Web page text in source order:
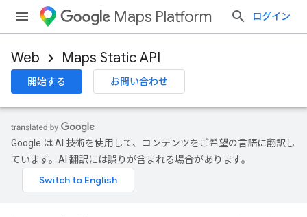
Maps Platform ログイン
Web Maps Static API
開始する お問い合わせ
Google は AI 技術を使用して、コンテンツをご希望の言語に翻訳し
ています。AI 翻訳には誤りが含まれる場合があります。